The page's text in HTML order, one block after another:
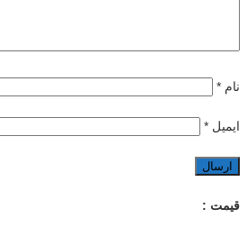
نام *
ایمیل *
قیمت :